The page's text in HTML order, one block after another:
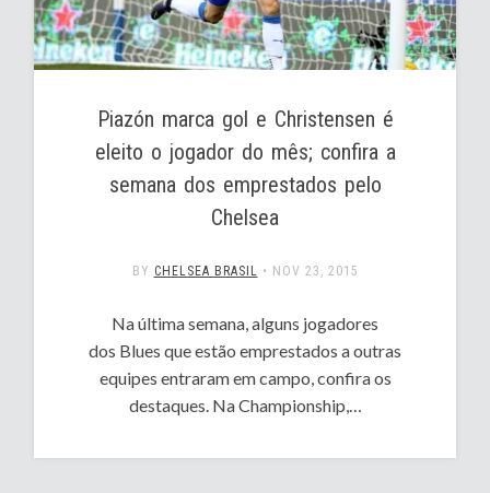
Piazón marca gol e Christensen é
eleito o jogador do mês; confira a
semana dos emprestados pelo
Chelsea
BY CHELSEA BRASIL • NOV 23, 2015
Na última semana, alguns jogadores
dos Blues que estão emprestados a outras
equipes entraram em campo, confira os
destaques. Na Championship,…